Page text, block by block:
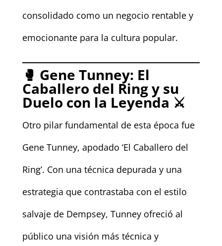
consolidado como un negocio rentable y
emocionante para la cultura popular.
🥊 Gene Tunney: El
Caballero del Ring y su
Duelo con la Leyenda ⚔️
Otro pilar fundamental de esta época fue
Gene Tunney, apodado ‘El Caballero del
Ring’. Con una técnica depurada y una
estrategia que contrastaba con el estilo
salvaje de Dempsey, Tunney ofreció al
público una visión más técnica y